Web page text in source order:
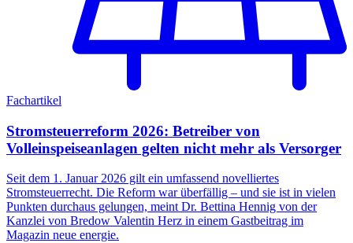
Fachartikel
Stromsteuerreform 2026: Betreiber von
Volleinspeiseanlagen gelten nicht mehr als Versorger
Seit dem 1. Januar 2026 gilt ein umfassend novelliertes
Stromsteuerrecht. Die Reform war überfällig – und sie ist in vielen
Punkten durchaus gelungen, meint Dr. Bettina Hennig von der
Kanzlei von Bredow Valentin Herz in einem Gastbeitrag im
Magazin neue energie.